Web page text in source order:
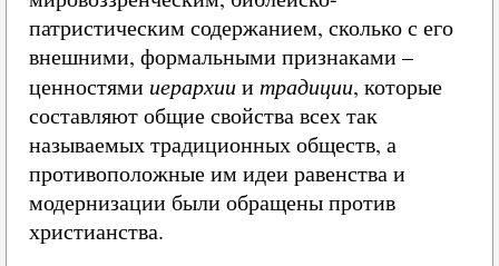
патристическим содержанием, сколько с его
внешними, формальными признаками –
ценностями иерархиии традиции, которые
составляют общие свойства всех так
называемых традиционных обществ, а
противоположные им идеи равенства и
модернизации были обращены против
христианства.